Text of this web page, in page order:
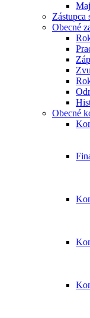
Zástupca
Obecné
Obecné